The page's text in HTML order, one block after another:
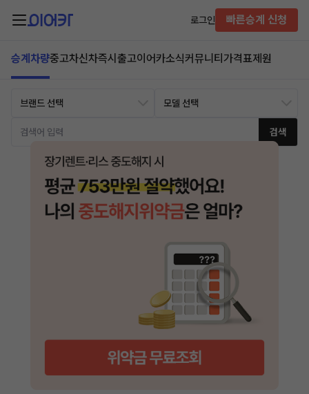
로그인 빠른승계 신청
승계차량중고차신차즉시출고이어카소식커뮤니티 가격표제원
검색